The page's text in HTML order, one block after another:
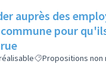
auprès des
commune pour
Propositions non